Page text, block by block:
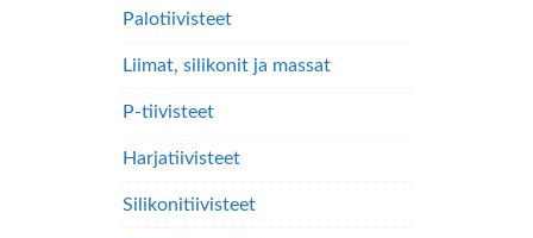
Palotiivisteet
Liimat, silikonit ja massat
P-tiivisteet
Harjatiivisteet
Silikonitiivisteet